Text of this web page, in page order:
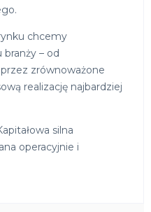
chcemy
– od
zrównoważone
realizację najbardziej
silna
operacyjnie i